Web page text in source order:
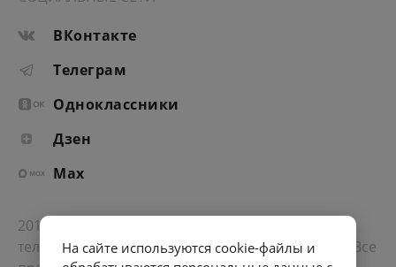
ВКонтакте
Телеграм
Одноклассники
Дзен
Max
2012-2026 © Портал «Электронное интернет-
телевидение правительства Санкт-Петербурга». Все
На сайте используются cookie-файлы и